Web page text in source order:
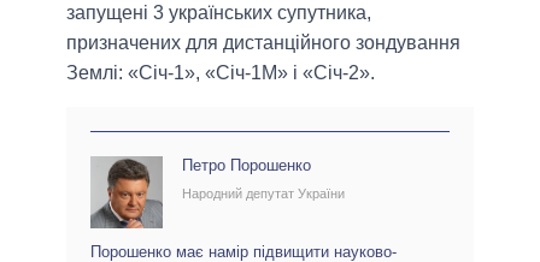
запущені 3 українських супутника,
призначених для дистанційного зондування
Землі: «Січ-1», «Січ-1М» і «Січ-2».
Петро Порошенко
Народний депутат України
Порошенко має намір підвищити науково-